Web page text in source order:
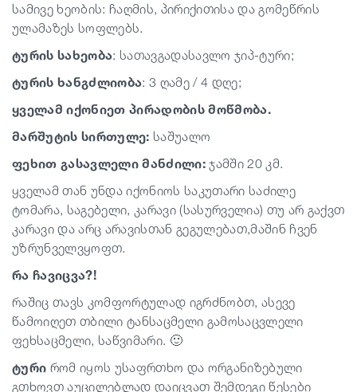
სამივე ხეობის: ჩაღმის, პირიქითისა და გომეწრის
ულამაზეს სოფლებს.
ტურის სახეობა: სათავგადასავლო ჯიპ-ტური;
ტურის ხანგძლიობა: 3 ღამე / 4 დღე;
ყველამ იქონიეთ პირადობის მოწმობა.
მარშუტის სირთულე: საშუალო
ფეხით გასავლელი მანძილი:ჯამში 20 კმ.
ყველამ თან უნდა იქონიოს საკუთარი საძილე
ტომარა, საგებელი, კარავი (სასურველია) თუ არ გაქვთ
კარავი და არც არავისთან გეგულებათ,მაშინ ჩვენ
უზრუნველვყოფთ.
რა ჩავიცვა?!
რაშიც თავს კომფორტულად იგრძნობთ, ასევე
წამოიღეთ თბილი ტანსაცმელი გამოსაცვლელი
ფეხსაცმელი, საწვიმარი. 🙂
ტური რომ იყოს უსაფრთხო და ორგანიზებული
გთხოვთ აუცილებლად დაიცვათ შემდეგი წესები